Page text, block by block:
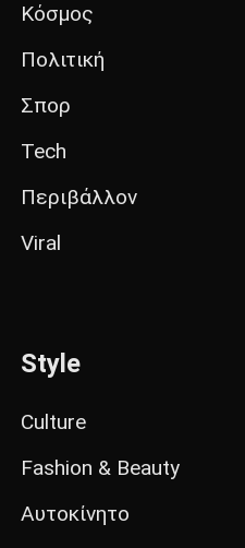
Κόσμος
Πολιτική
Σπορ
Tech
Περιβάλλον
Viral
Style
Culture
Fashion & Beauty
Αυτοκίνητο